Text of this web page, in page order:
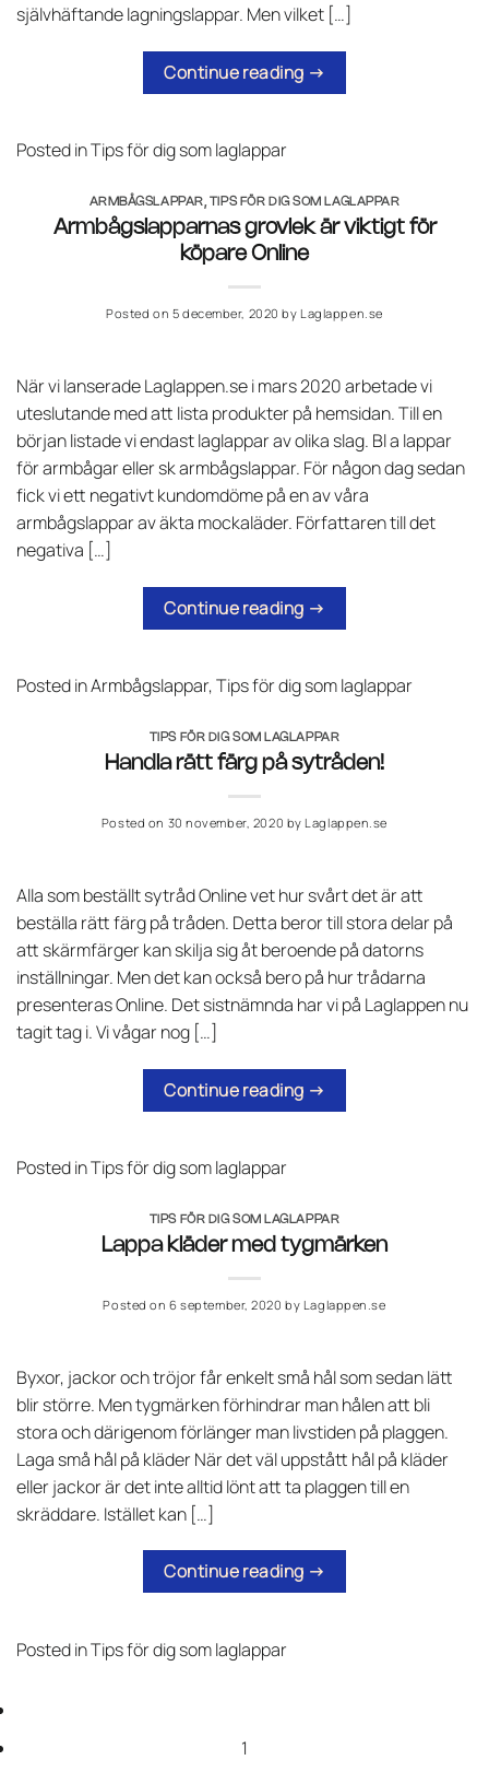
självhäftande lagningslappar. Men vilket […]
Continue reading →
Posted inTips för dig som laglappar
ARMBÅGSLAPPAR, TIPS FÖR DIG SOM LAGLAPPAR
Armbågslapparnas grovlek är viktigt för
köpare Online
Posted on 5 december, 2020 byLaglappen.se
När vi lanserade Laglappen.se i mars 2020 arbetade vi
uteslutande med att lista produkter på hemsidan. Till en
början listade vi endast laglappar av olika slag. Bl a lappar
för armbågar eller sk armbågslappar. För någon dag sedan
fick vi ett negativt kundomdöme på en av våra
armbågslappar av äkta mockaläder. Författaren till det
negativa […]
Continue reading →
Posted inArmbågslappar,Tips för dig som laglappar
TIPS FÖR DIG SOM LAGLAPPAR
Handla rätt färg på sytråden!
Posted on 30 november, 2020 byLaglappen.se
Alla som beställt sytråd Online vet hur svårt det är att
beställa rätt färg på tråden. Detta beror till stora delar på
att skärmfärger kan skilja sig åt beroende på datorns
inställningar. Men det kan också bero på hur trådarna
presenteras Online. Det sistnämnda har vi på Laglappen nu
tagit tag i. Vi vågar nog […]
Continue reading →
Posted inTips för dig som laglappar
TIPS FÖR DIG SOM LAGLAPPAR
Lappa kläder med tygmärken
Posted on6 september, 2020 by Laglappen.se
Byxor, jackor och tröjor får enkelt små hål som sedan lätt
blir större. Men tygmärken förhindrar man hålen att bli
stora och därigenom förlänger man livstiden på plaggen.
Laga små hål på kläder När det väl uppstått hål på kläder
eller jackor är det inte alltid lönt att ta plaggen till en
skräddare. Istället kan […]
Continue reading →
Posted inTips för dig som laglappar
1